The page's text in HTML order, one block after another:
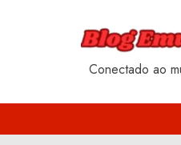
Conectado ao